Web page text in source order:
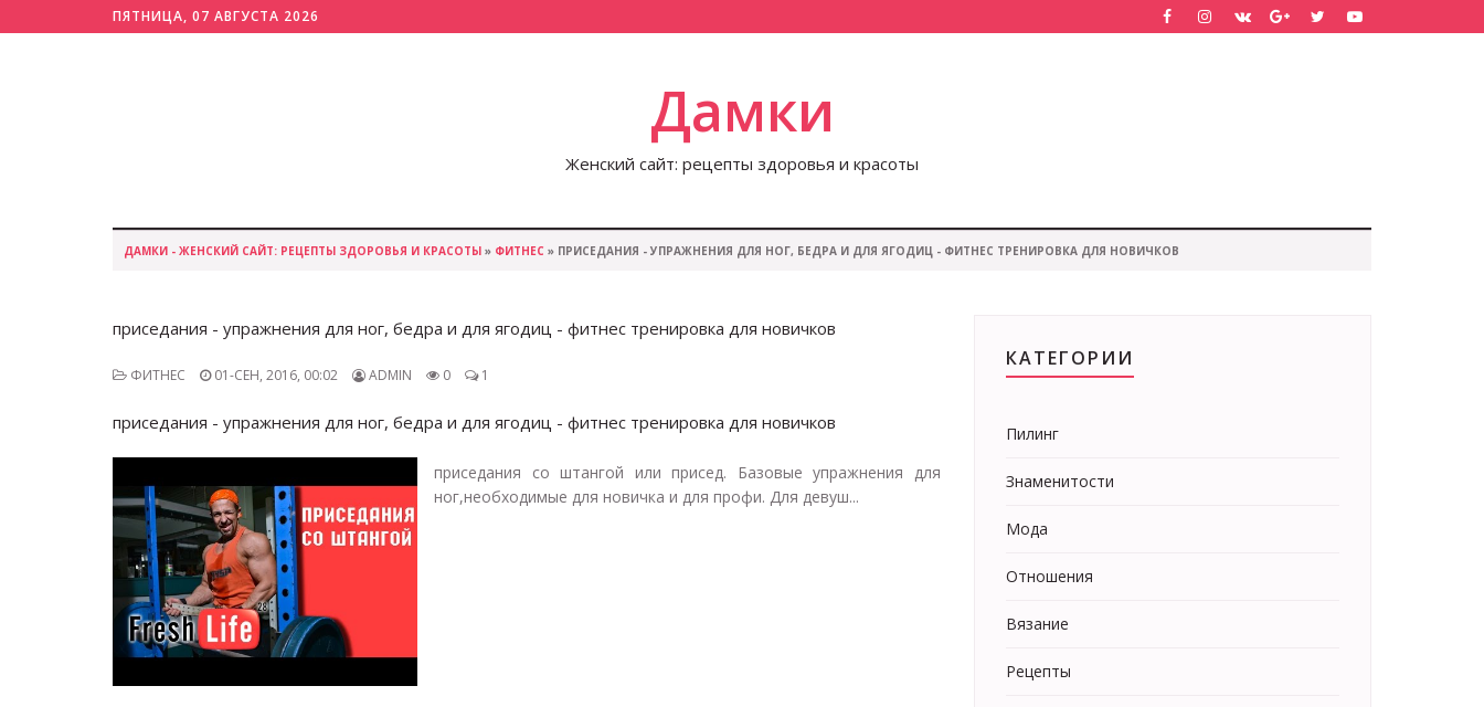
ПЯТНИЦА, 07 АВГУСТА 2026
Дамки
Женский сайт: рецепты здоровья и красоты
ДАМКИ - ЖЕНСКИЙ САЙТ: РЕЦЕПТЫ ЗДОРОВЬЯ И КРАСОТЫ » ФИТНЕС » ПРИСЕДАНИЯ - УПРАЖНЕНИЯ ДЛЯ НОГ, БЕДРА И ДЛЯ ЯГОДИЦ - ФИТНЕС ТРЕНИРОВКА ДЛЯ НОВИЧКОВ
приседания - упражнения для ног, бедра и для ягодиц - фитнес тренировка для новичков
ФИТНЕС 01-СЕН, 2016, 00:02 ADMIN 0 1
приседания - упражнения для ног, бедра и для ягодиц - фитнес тренировка для новичков
приседания со штангой или присед. Базовые упражнения для
ног,необходимые для новичка и для профи. Для девуш...
КАТЕГОРИИ
Пилинг
Знаменитости
Мода
Отношения
Вязание
Рецепты